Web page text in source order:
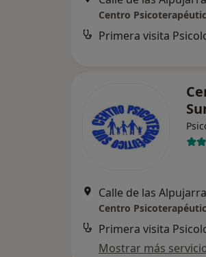
Centro
Primera visita
Calle de las
Centro
Primera visita
Mostrar más